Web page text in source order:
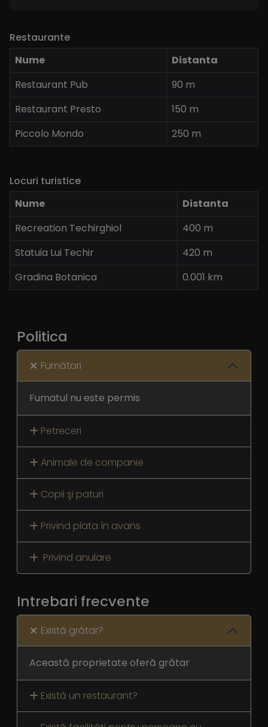
Restaurante
Nume
Distanta
Restaurant Pub
90 m
Restaurant Presto
150 m
Piccolo Mondo
250 m
Locuri turistice
Nume
Distanta
Recreation Techirghiol
400 m
Statuia Lui Techir
420 m
Gradina Botanica
0.001 km
Politica
Fumători
Fumatul nu este permis
Petreceri
Animale de companie
Copii şi paturi
Privind plata în avans
Privind anulare
Intrebari frecvente
Există grătar?
Această proprietate oferă grătar
Există un restaurant?